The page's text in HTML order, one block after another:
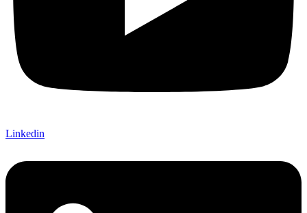
Linkedin